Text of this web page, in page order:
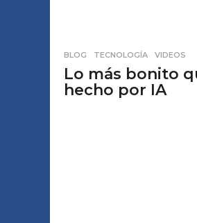
BLOG ,TECNOLOGÍA ,VIDEOS
Lo más bonito
hecho por IA